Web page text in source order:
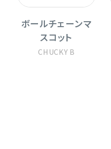
ボールチェーンマ
スコット
CHUCKY B